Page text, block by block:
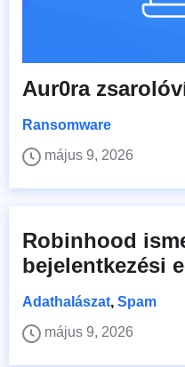
Aur0ra
Ransomware
május 9, 2026
Robinhood
bejelentkezési
Adathalászat, Spam
május 9, 2026